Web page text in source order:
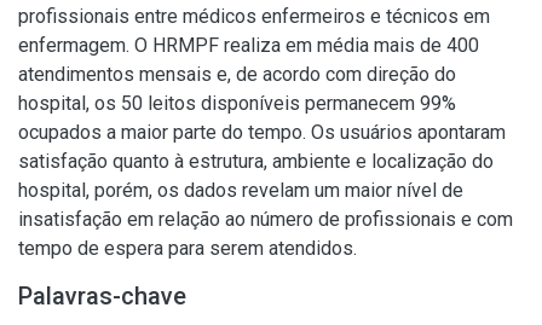
profissionais entre médicos enfermeiros e técnicos em
enfermagem. O HRMPF realiza em média mais de 400
atendimentos mensais e, de acordo com direção do
hospital, os 50 leitos disponíveis permanecem 99%
ocupados a maior parte do tempo. Os usuários apontaram
satisfação quanto à estrutura, ambiente e localização do
hospital, porém, os dados revelam um maior nível de
insatisfação em relação ao número de profissionais e com
tempo de espera para serem atendidos.
Palavras-chave